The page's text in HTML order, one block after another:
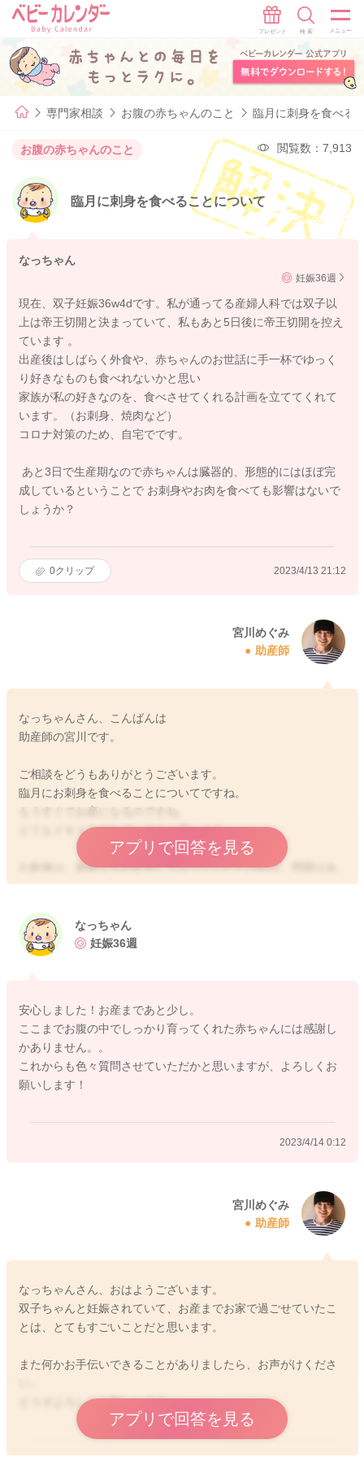
専門家相談 お腹の赤ちゃんのこと 臨月に刺身を食べる
お腹の赤ちゃんのこと 閲覧数：7,913
臨月に刺身を食べることについて
なっちゃん
妊娠36週
現在、双子妊娠36w4dです。私が通ってる産婦人科では双子以
上は帝王切開と決まっていて、私もあと5日後に帝王切開を控え
ています 。
出産後はしばらく外食や、赤ちゃんのお世話に手一杯でゆっく
り好きなものも食べれないかと思い
家族が私の好きなのを、食べさせてくれる計画を立ててくれて
います。（お刺身、焼肉など）
コロナ対策のため、自宅でです。
あと3日で生産期なので赤ちゃんは臓器的、形態的にはほぼ完
成しているということで お刺身やお肉を食べても影響はないで
しょうか？
0クリップ 2023/4/13 21:12
宮川めぐみ
助産師
なっちゃんさん、こんばんは
助産師の宮川です。
ご相談をどうもありがとうございます。
臨月にお刺身を食べることについてですね。
もうすぐでお産になるのですね。
とてもドキドキされているかと思います。
お刺身は、新鮮なものを召し上がっていただければ、問題はあ
りませんよ。
んの体調を崩すようなことにもならないかと思いますので、良
いと思います。
よかったら参考になさってみてください。
どうぞよろしくお願いします。
アプリで回答を見る
なっちゃん
妊娠36週
安心しました！お産まであと少し。
ここまでお腹の中でしっかり育ってくれた赤ちゃんには感謝し
かありません。。
これからも色々質問させていただかと思いますが、よろしくお
願いします！
2023/4/14 0:12
宮川めぐみ
助産師
なっちゃんさん、おはようございます。
双子ちゃんと妊娠されていて、お産までお家で過ごせていたこ
とは、とてもすごいことだと思います。
また何かお手伝いできることがありましたら、お声がけくださ
どうぞよろしくお願いします。
アプリで回答を見る